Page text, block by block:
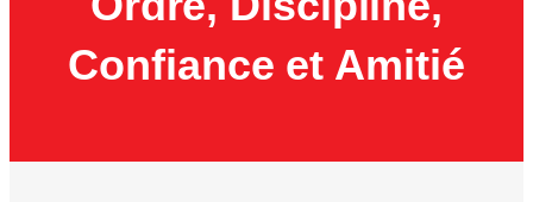
Confiance et Amitié